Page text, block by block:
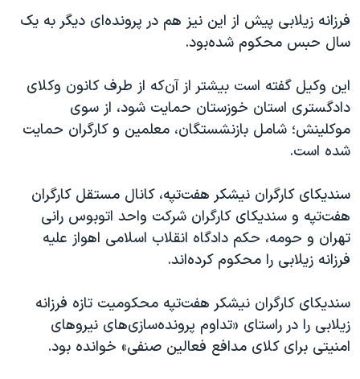
فرزانه زیلابی پیش از این نیز هم در پرونده‌ای دیگر به یک
سال حبس محکوم شده‌بود.
این وکیل گفته است بیشتر از آن‌که از طرف کانون وکلای
دادگستری استان خوزستان حمایت شود، از سوی
موکلینش؛ شامل بازنشستگان، معلمین و کارگران حمایت
شده است.
سندیکای کارگران نیشکر هفت‌تپه، کانال مستقل کارگران
هفت‌تپه و سندیکای کارگران شرکت واحد اتوبوس رانی
تهران و حومه، حکم دادگاه انقلاب اسلامی اهواز علیه
فرزانه زیلابی را محکوم کرده‌اند.
سندیکای کارگران نیشکر هفت‌تپه محکومیت تازه فرزانه
زیلابی را در راستای «تداوم پرونده‌سازی‌های نیروهای
امنیتی برای کلای مدافع فعالین صنفی» خوانده بود.